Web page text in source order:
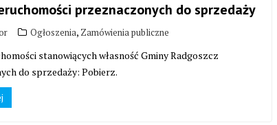
przeznaczonych do sprzedaży
Ogłoszenia, Zamówienia publiczne
stanowiących własność Gminy Radgoszcz
do sprzedaży: Pobierz.